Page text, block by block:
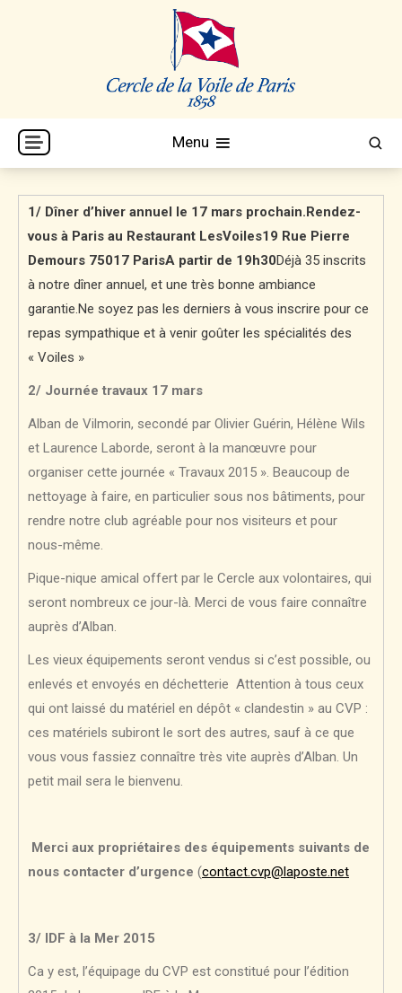
CVP
Cercle de la Voile de Paris
Menu
1/ Dîner d’hiver annuel le 17 mars prochain. Rendez-
vous à Paris au Restaurant LesVoiles19 Rue Pierre
Demours 75017 ParisA partir de 19h30Déjà 35 inscrits
à notre dîner annuel, et une très bonne ambiance
garantie.Ne soyez pas les derniers à vous inscrire pour ce
repas sympathique et à venir goûter les spécialités des
« Voiles »
2/ Journée travaux 17 mars
Alban de Vilmorin, secondé par Olivier Guérin, Hélène Wils
et Laurence Laborde, seront à la manœuvre pour
organiser cette journée « Travaux 2015 ». Beaucoup de
nettoyage à faire, en particulier sous nos bâtiments, pour
rendre notre club agréable pour nos visiteurs et pour
nous-même.
Pique-nique amical offert par le Cercle aux volontaires, qui
seront nombreux ce jour-là. Merci de vous faire connaître
auprès d’Alban.
Les vieux équipements seront vendus si c’est possible, ou
enlevés et envoyés en déchetterie Attention à tous ceux
qui ont laissé du matériel en dépôt « clandestin » au CVP :
ces matériels subiront le sort des autres, sauf à ce que
vous vous fassiez connaître très vite auprès d’Alban. Un
petit mail sera le bienvenu.
Merci aux propriétaires des équipements suivants de
nous contacter d’urgence (contact.cvp@laposte.net
3/ IDF à la Mer 2015
Ca y est, l’équipage du CVP est constitué pour l’édition